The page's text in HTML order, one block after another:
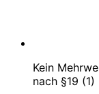
Kein
nach §19 (1)